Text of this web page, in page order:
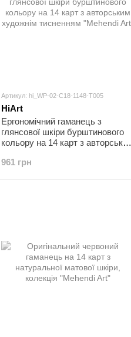
Артикул: hi_WP-02-C18-1148-T005
HiArt
Ергономічний гаманець з
глянсової шкіри бурштинового
кольору на 14 карт з авторським
Art"
961 грн